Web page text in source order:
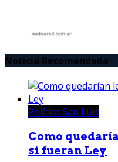
Noticia Recomendada
Política San Luis
Como
si fueran Ley